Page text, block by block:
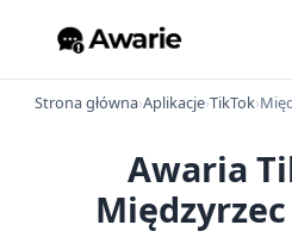
Strona główna›Aplikacje›TikTok›
Awaria